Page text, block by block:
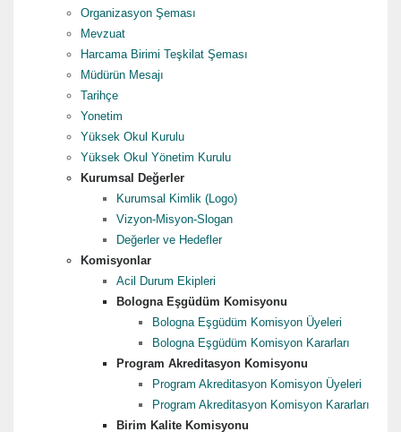
Organizasyon Şeması
Mevzuat
Harcama Birimi Teşkilat Şeması
Müdürün Mesajı
Tarihçe
Yonetim
Yüksek Okul Kurulu
Yüksek Okul Yönetim Kurulu
Kurumsal Değerler
Kurumsal Kimlik (Logo)
Vizyon-Misyon-Slogan
Değerler ve Hedefler
Komisyonlar
Acil Durum Ekipleri
Bologna Eşgüdüm Komisyonu
Bologna Eşgüdüm Komisyon Üyeleri
Bologna Eşgüdüm Komisyon Kararları
Program Akreditasyon Komisyonu
Program Akreditasyon Komisyon Üyeleri
Program Akreditasyon Komisyon Kararları
Birim Kalite Komisyonu